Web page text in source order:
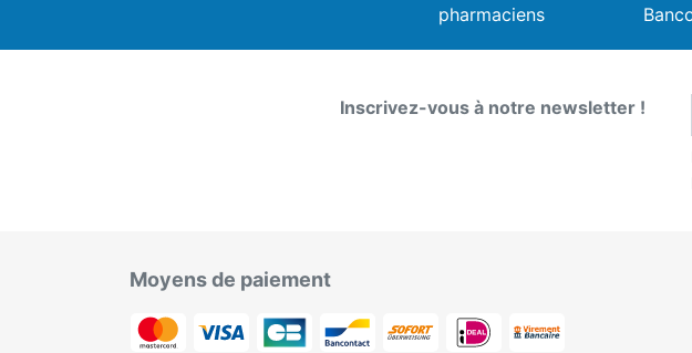
pharmaciens
Inscrivez-vous à notre newsletter !
Moyens de paiement